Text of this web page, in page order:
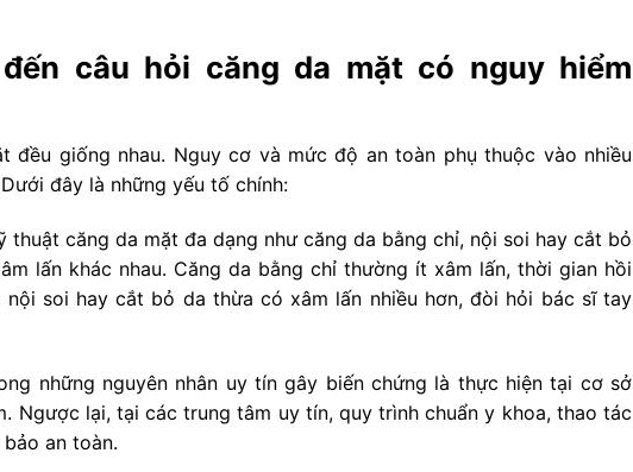
câu hỏi căng da mặt có nguy hiểm
đều giống nhau. Nguy cơ và mức độ an toàn phụ thuộc vào nhiều
đây là những yếu tố chính:
thuật căng da mặt đa dạng như căng da bằng chỉ, nội soi hay cắt bỏ
lấn khác nhau. Căng da bằng chỉ thường ít xâm lấn, thời gian hồi
soi hay cắt bỏ da thừa có xâm lấn nhiều hơn, đòi hỏi bác sĩ tay
những nguyên nhân uy tín gây biến chứng là thực hiện tại cơ sở
Ngược lại, tại các trung tâm uy tín, quy trình chuẩn y khoa, thao tác
an toàn.